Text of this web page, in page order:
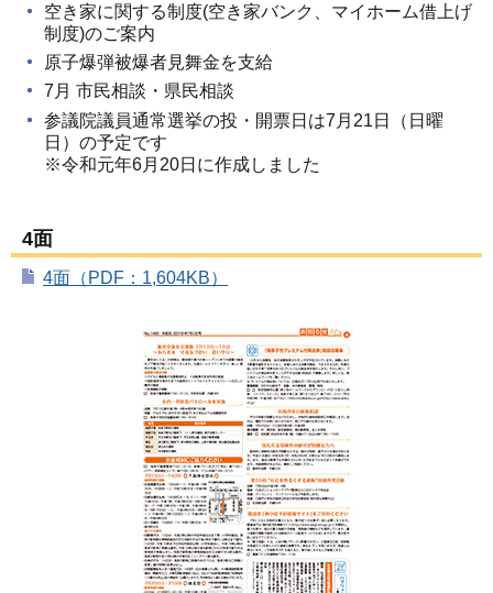
空き家に関する制度(空き家バンク、マイホーム借上げ
制度)のご案内
原子爆弾被爆者見舞金を支給
7月 市民相談・県民相談
参議院議員通常選挙の投・開票日は7月21日（日曜
日）の予定です
※令和元年6月20日に作成しました
4面
4面（PDF：1,604KB）